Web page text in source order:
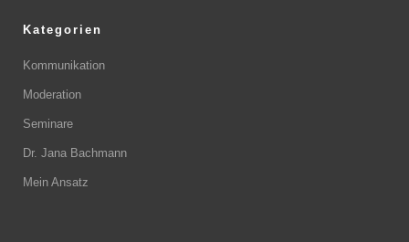
Kategorien
Kommunikation
Moderation
Seminare
Dr. Jana Bachmann
Mein Ansatz